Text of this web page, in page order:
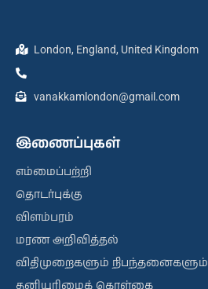
London, England, United Kingdom
vanakkamlondon@gmail.com
இணைப்புகள்
எம்மைப்பற்றி
தொடர்புக்கு
விளம்பரம்
மரண அறிவித்தல்
விதிமுறைகளும் நிபந்தனைகளும்
தனியுரிமைக் கொள்கை